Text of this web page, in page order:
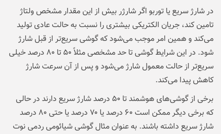
در شارژ سریع یا توربو اگر شارژر بیش از این مقدار مشخص ولتاژ
تامین کند، جریان الکتریکی بیشتری را نسبت به حالت عادی تولید
می‌کند و همین امر موجب می‌شود که گوشی سریع‌تر از قبل شارژ
شود. در این شرایط گوشی تا حد مشخصی مثلاً ۵۰ تا ۸۰ درصد خیلی
سریع‌تر از حالت معمول شارژ می‌شود و پس از آن سرعت شارژ
کاهش پیدا می‌کند.
برخی از گوشی‌های هوشمند تا ۵۰ درصد شارژ سریع دارند در حالی
که برخی دیگر ممکن است ۶۰ درصد یا ۷۰ درصد یا حتی ۸۰ درصد
شارژ سریع داشته باشند. به عنوان مثال گوشی شیائومی ردمی نوت